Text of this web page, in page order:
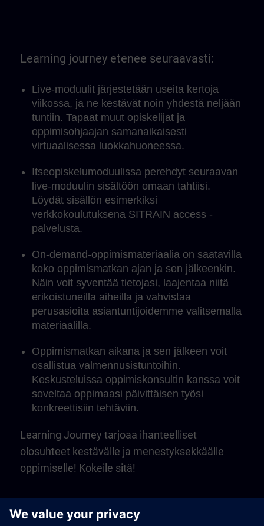
Learning journey etenee seuraavasti:
Live-moduulit järjestetään useita kertoja
viikossa, ja ne kestävät noin yhdestä neljään
tuntiin. Tapaat muut opiskelijat ja
oppimisohjaajan samanaikaisesti
virtuaalisessa luokkahuoneessa.
Itseopiskelumoduulissa perehdyt seuraavan
live-moduulin sisältöön omaan tahtiisi.
Löydät sisällön esimerkiksi
verkkokoulutuksena SITRAIN access -
palvelusta.
On-demand-oppimismateriaalia on saatavilla
koko oppimismatkan ajan ja sen jälkeenkin.
Näin voit syventää tietojasi, laajentaa niitä
erikoistuneilla aiheilla ja vahvistaa
perusasioita asiantuntijoidemme valitsemalla
materiaalilla.
Oppimismatkan aikana ja sen jälkeen voit
osallistua valmennusistuntoihin.
Keskusteluissa oppimiskonsultin kanssa voit
soveltaa oppimaasi päivittäisen työsi
konkreettisiin tehtäviin.
Learning Journey tarjoaa ihanteelliset
olosuhteet kestävälle ja menestyksekkäälle
oppimiselle! Kokeile sitä!